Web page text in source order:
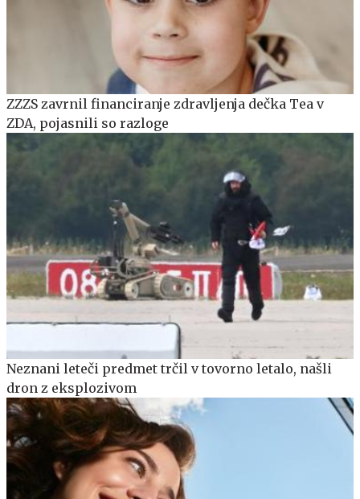
ZZZS zavrnil financiranje zdravljenja dečka Tea v
ZDA, pojasnili so razloge
Neznani leteči predmet trčil v tovorno letalo, našli
dron z eksplozivom